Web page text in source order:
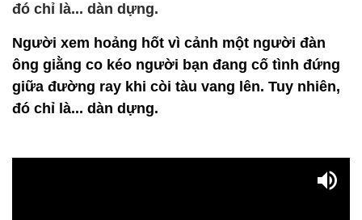
đó chỉ là... dàn dựng.
Người xem hoảng hốt vì cảnh một người đàn
ông giằng co kéo người bạn đang cố tình đứng
giữa đường ray khi còi tàu vang lên. Tuy nhiên,
đó chỉ là... dàn dựng.